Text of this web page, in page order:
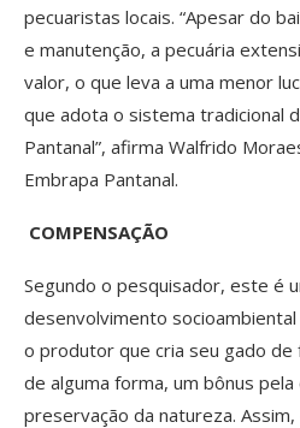
pecuaristas locais. “Apesar do
e manutenção, a pecuária
valor, o que leva a uma menor
que adota o sistema tradicional
Pantanal”, afirma Walfrido
Embrapa Pantanal.
COMPENSAÇÃO
Segundo o pesquisador, este é
desenvolvimento
o produtor que cria seu gado de
de alguma forma, um bônus
preservação da natureza.